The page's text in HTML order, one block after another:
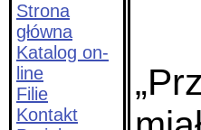
Strona
główna
Katalog on-
line
Filie
Kontakt